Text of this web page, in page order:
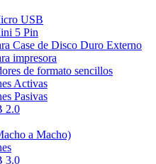
USB
5 Pin
Case de Disco Duro Externo
impresora
de formato sencillos
Activas
Pasivas
2.0
a Macho)
3.0